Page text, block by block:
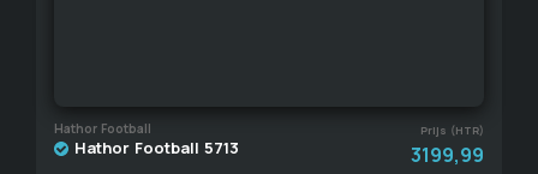
Hathor Football Prijs (HTR)
Hathor Football 5713 3199,99